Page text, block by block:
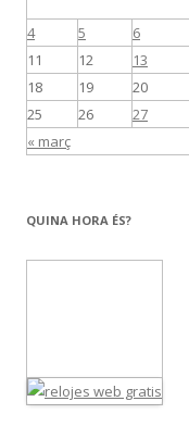
« març
4
5 6
11
12 13
18
19 20
25
26 27
QUINA HORA ÉS?